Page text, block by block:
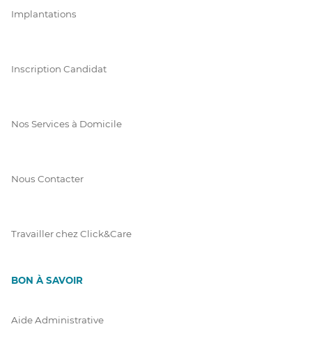
Implantations
Inscription Candidat
Nos Services à Domicile
Nous Contacter
Travailler chez Click&Care
BON À SAVOIR
Aide Administrative